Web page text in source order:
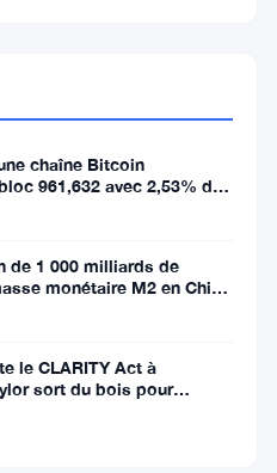
chaîne Bitcoin
961,632 avec 2,53% de
de 1 000 milliards de
monétaire M2 en Chine
de Bitcoin
le CLARITY Act à
sort du bois pour